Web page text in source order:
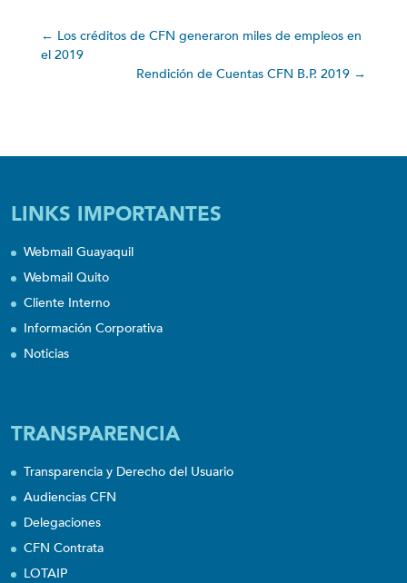
← Los créditos de CFN generaron miles de empleos en
el 2019
Rendición de Cuentas CFN B.P. 2019 →
LINKS IMPORTANTES
Webmail Guayaquil
Webmail Quito
Cliente Interno
Información Corporativa
Noticias
TRANSPARENCIA
Transparencia y Derecho del Usuario
Audiencias CFN
Delegaciones
CFN Contrata
LOTAIP